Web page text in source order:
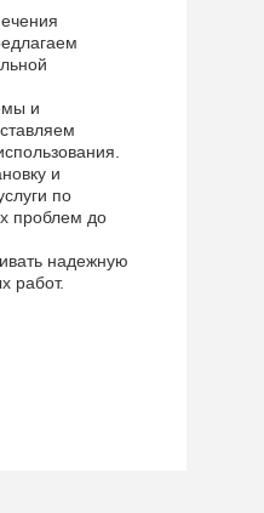
и
и
по
проблем до
надежную
работ.